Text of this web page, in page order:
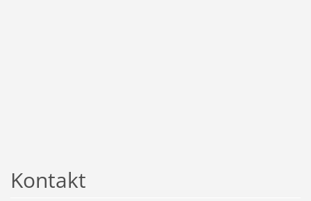
Kontakt